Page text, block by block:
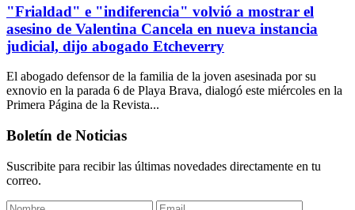
"Frialdad" e "indiferencia" volvió a mostrar el
asesino de Valentina Cancela en nueva instancia
judicial, dijo abogado Etcheverry
El abogado defensor de la familia de la joven asesinada por su
exnovio en la parada 6 de Playa Brava, dialogó este miércoles en la
Primera Página de la Revista...
Boletín de Noticias
Suscribite para recibir las últimas novedades directamente en tu
correo.